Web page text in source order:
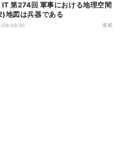
IT 第274回 軍事における地理空間
地図は兵器である
08 09:00 連載